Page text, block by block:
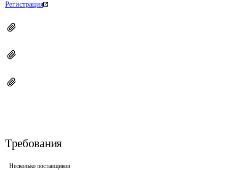
Регистрация
Требования
Несколько поставщиков